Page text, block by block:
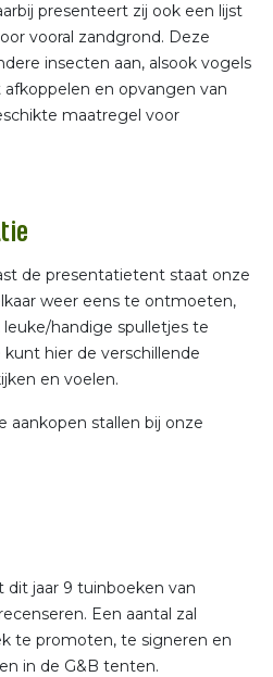
presenteert zij ook een lijst
vooral zandgrond. Deze
insecten aan, alsook vogels
en opvangen van
maatregel voor
de presentatietent staat onze
weer eens te ontmoeten,
handige spulletjes te
hier de verschillende
bekijken en voelen.
aankopen stallen bij onze
dit jaar 9 tuinboeken van
Een aantal zal
te promoten, te signeren en
in de G&B tenten.